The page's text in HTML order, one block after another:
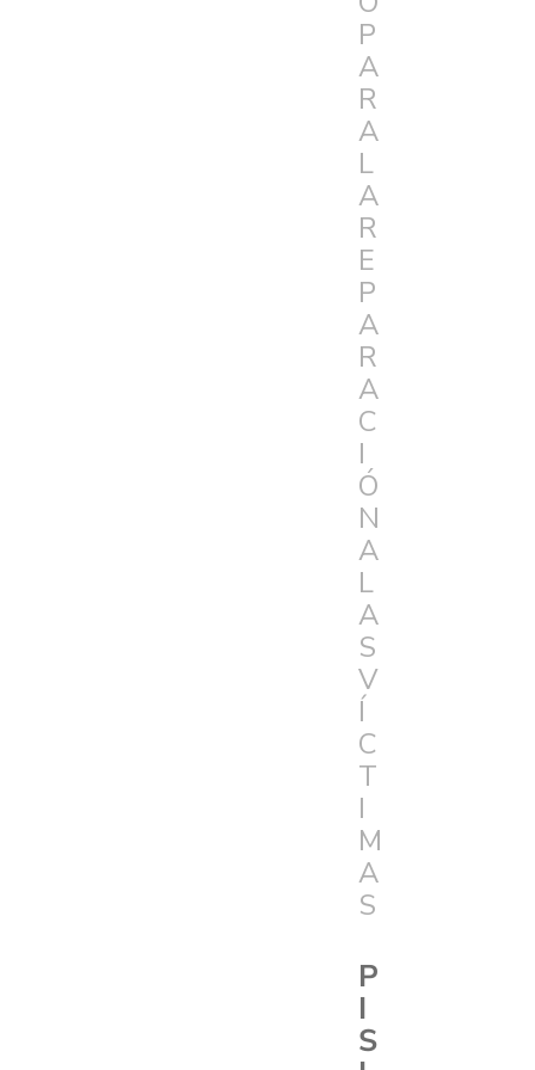
P
A
R
A
L
A
R
E
P
A
R
A
C
I
Ó
N
A
L
A
S
V
Í
C
T
I
M
A
S
P
I
S